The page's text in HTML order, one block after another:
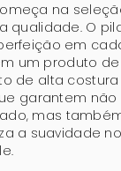
na
qualidade. O
em
um produto de
de alta
garantem não
mas
a suavidade no